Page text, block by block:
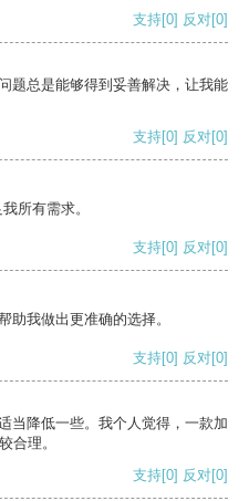
支持[0] 反对[0]
题总是能够得到妥善解决，让我能
支持[0] 反对[0]
所有需求。
支持[0] 反对[0]
助我做出更准确的选择。
支持[0] 反对[0]
当降低一些。我个人觉得，一款加
合理。
支持[0] 反对[0]